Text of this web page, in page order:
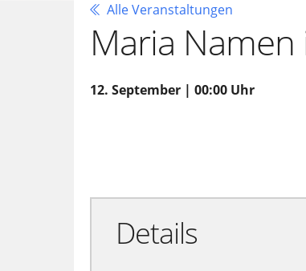
Alle Veranstaltungen
Maria
12. September | 00:00 Uhr
Details